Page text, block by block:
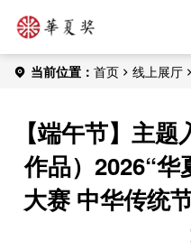
当前位置： 首页 线上展厅
【端午节】主
作品）2026“华
大赛 中华传统